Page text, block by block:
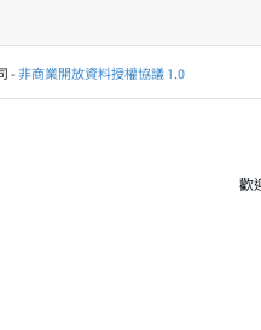
-非商業開放資料授權協議 1.0
歡